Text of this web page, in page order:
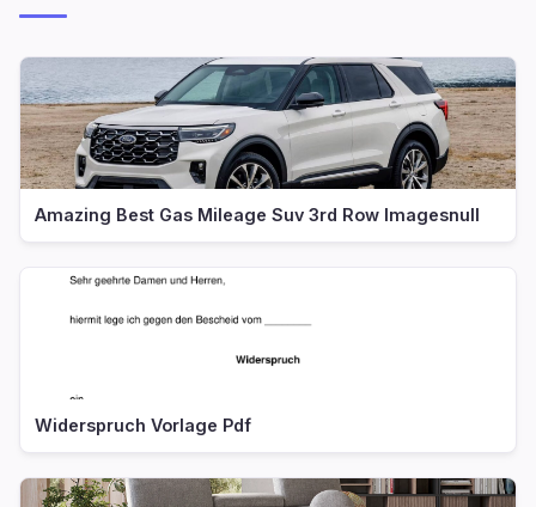
Amazing Best Gas Mileage Suv 3rd Row Imagesnull
Widerspruch Vorlage Pdf